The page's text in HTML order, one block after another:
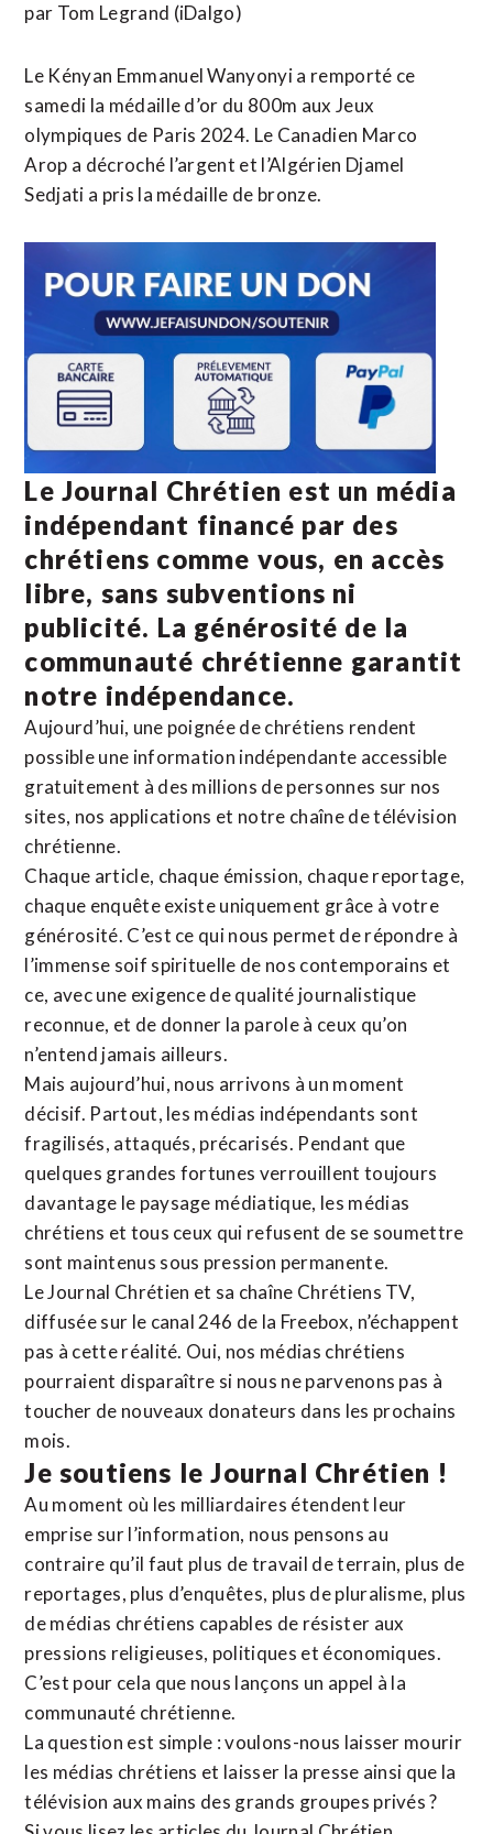
par Tom Legrand (iDalgo)
Le Kényan Emmanuel Wanyonyi a remporté ce
samedi la médaille d’or du 800m aux Jeux
olympiques de Paris 2024. Le Canadien Marco
Arop a décroché l’argent et l’Algérien Djamel
Sedjati a pris la médaille de bronze.
Le Journal Chrétien est un média
indépendant financé par des
chrétiens comme vous, en accès
libre, sans subventions ni
publicité. La générosité de la
communauté chrétienne garantit
notre indépendance.
Aujourd’hui, une poignée de chrétiens rendent
possible une information indépendante accessible
gratuitement à des millions de personnes sur nos
sites, nos applications et notre chaîne de télévision
chrétienne.
Chaque article, chaque émission, chaque reportage,
chaque enquête existe uniquement grâce à votre
générosité. C’est ce qui nous permet de répondre à
l’immense soif spirituelle de nos contemporains et
ce, avec une exigence de qualité journalistique
reconnue, et de donner la parole à ceux qu’on
n’entend jamais ailleurs.
Mais aujourd’hui, nous arrivons à un moment
décisif. Partout, les médias indépendants sont
fragilisés, attaqués, précarisés. Pendant que
quelques grandes fortunes verrouillent toujours
davantage le paysage médiatique, les médias
chrétiens et tous ceux qui refusent de se soumettre
sont maintenus sous pression permanente.
Le Journal Chrétien et sa chaîne Chrétiens TV,
diffusée sur le canal 246 de la Freebox, n’échappent
pas à cette réalité. Oui, nos médias chrétiens
pourraient disparaître si nous ne parvenons pas à
toucher de nouveaux donateurs dans les prochains
mois.
Je soutiens le Journal Chrétien !
Au moment où les milliardaires étendent leur
emprise sur l’information, nous pensons au
contraire qu’il faut plus de travail de terrain, plus de
reportages, plus d’enquêtes, plus de pluralisme, plus
de médias chrétiens capables de résister aux
pressions religieuses, politiques et économiques.
C’est pour cela que nous lançons un appel à la
communauté chrétienne.
La question est simple : voulons-nous laisser mourir
les médias chrétiens et laisser la presse ainsi que la
télévision aux mains des grands groupes privés ?